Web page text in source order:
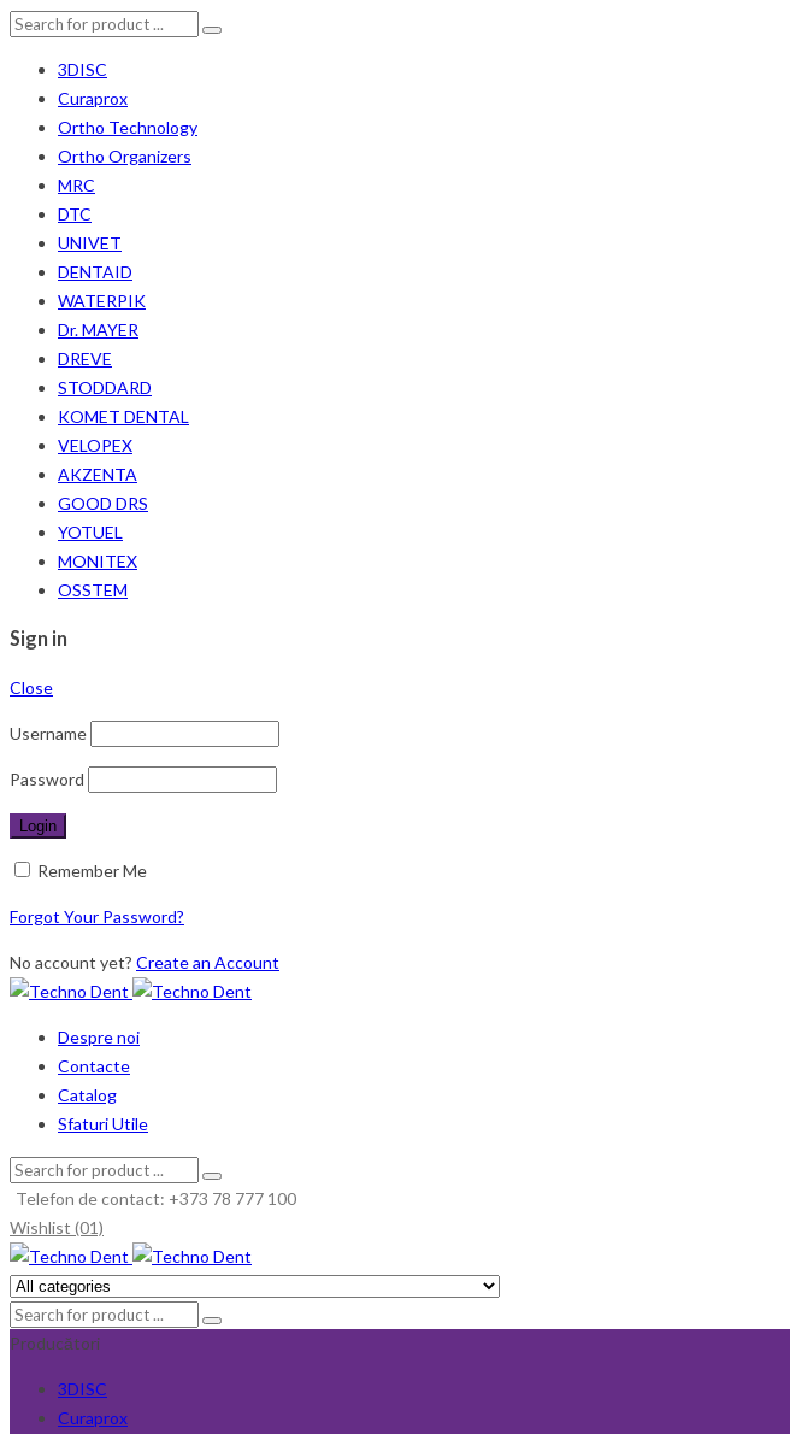
3DISC
Curaprox
Ortho Technology
Ortho Organizers
MRC
DTC
UNIVET
DENTAID
WATERPIK
Dr. MAYER
DREVE
STODDARD
KOMET DENTAL
VELOPEX
AKZENTA
GOOD DRS
YOTUEL
MONITEX
OSSTEM
Sign in
Close
Username
Password
Remember Me
Forgot Your Password?
No account yet? Create an Account
Despre noi
Contacte
Catalog
Sfaturi Utile
Telefon de contact: +373 78 777 100
Wishlist (01)
Producători
3DISC
Curaprox